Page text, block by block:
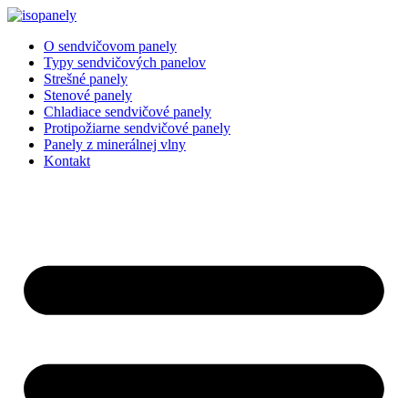
Preskočiť
obsah
O sendvičovom panely
Typy sendvičových panelov
Strešné panely
Stenové panely
Chladiace sendvičové panely
Protipožiarne sendvičové panely
Panely z minerálnej vlny
Kontakt